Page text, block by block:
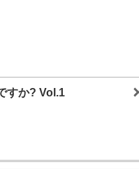
すか? Vol.1